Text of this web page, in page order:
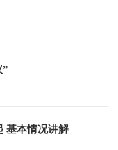
”
基本情况讲解